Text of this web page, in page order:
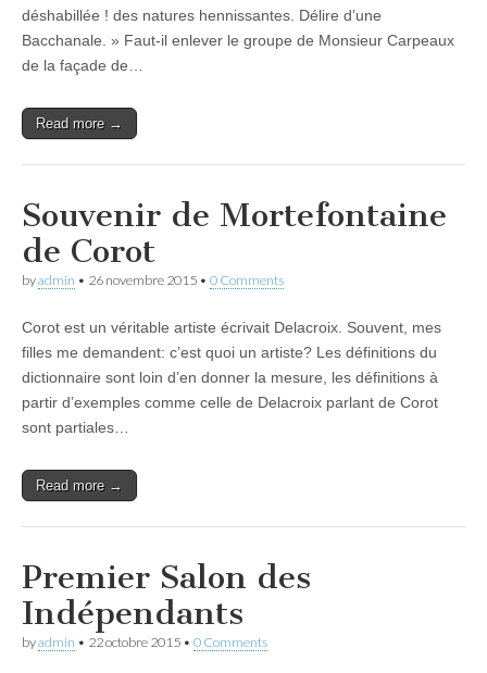
déshabillée ! des natures hennissantes. Délire d’une
Bacchanale. » Faut-il enlever le groupe de Monsieur Carpeaux
de la façade de…
Read more →
Souvenir de Mortefontaine
de Corot
byadmin • 26 novembre 2015 • 0 Comments
Corot est un véritable artiste écrivait Delacroix. Souvent, mes
filles me demandent: c’est quoi un artiste? Les définitions du
dictionnaire sont loin d’en donner la mesure, les définitions à
partir d’exemples comme celle de Delacroix parlant de Corot
sont partiales…
Read more →
Premier Salon des
Indépendants
byadmin • 22 octobre 2015 • 0 Comments